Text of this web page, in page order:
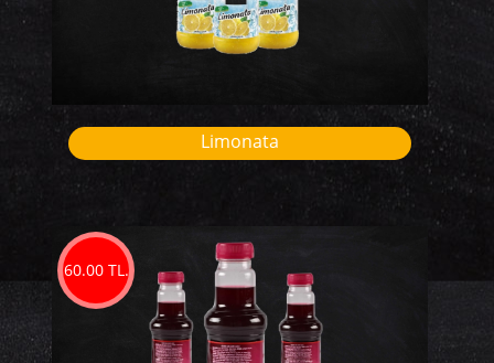
Limonata
60.00 TL.